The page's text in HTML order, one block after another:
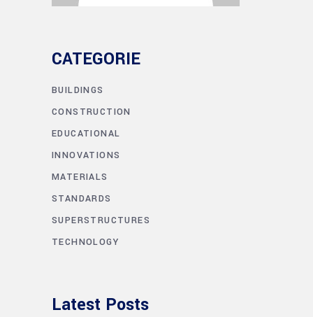
CATEGORIE
BUILDINGS
CONSTRUCTION
EDUCATIONAL
INNOVATIONS
MATERIALS
STANDARDS
SUPERSTRUCTURES
TECHNOLOGY
Latest Posts